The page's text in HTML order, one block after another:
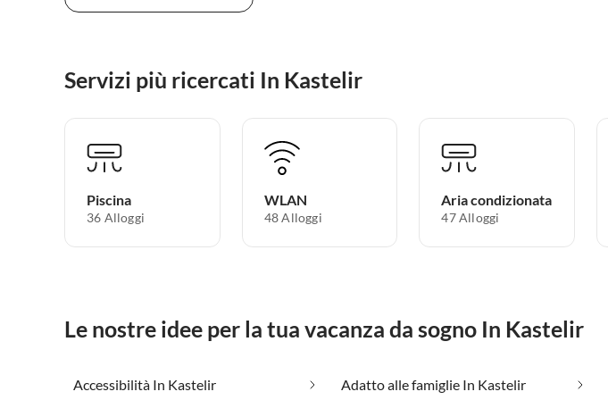
Servizi più ricercati In Kastelir
Piscina
36 Alloggi
WLAN
48 Alloggi
Aria condizionata
47 Alloggi
Le nostre idee per la tua vacanza da sogno In Kastelir
Accessibilità In Kastelir Adatto alle famiglie In Kastelir